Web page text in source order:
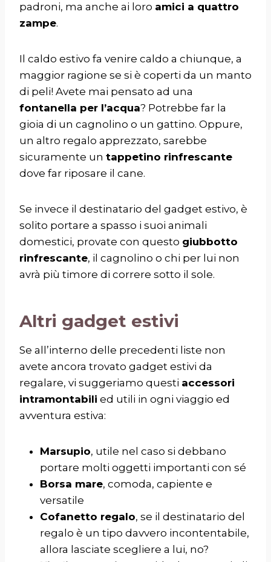
padroni, ma anche ai loro amici a quattro
zampe.
Il caldo estivo fa venire caldo a chiunque, a
maggior ragione se si è coperti da un manto
di peli! Avete mai pensato ad una
fontanella per l’acqua? Potrebbe far la
gioia di un cagnolino o un gattino. Oppure,
un altro regalo apprezzato, sarebbe
sicuramente un tappetino rinfrescante
dove far riposare il cane.
Se invece il destinatario del gadget estivo, è
solito portare a spasso i suoi animali
domestici, provate con questo giubbotto
rinfrescante, il cagnolino o chi per lui non
avrà più timore di correre sotto il sole.
Altri gadget estivi
Se all’interno delle precedenti liste non
avete ancora trovato gadget estivi da
regalare, vi suggeriamo questi accessori
intramontabili ed utili in ogni viaggio ed
avventura estiva:
Marsupio, utile nel caso si debbano
portare molti oggetti importanti con sé
Borsa mare, comoda, capiente e
versatile
Cofanetto regalo, se il destinatario del
regalo è un tipo davvero incontentabile,
allora lasciate scegliere a lui, no?